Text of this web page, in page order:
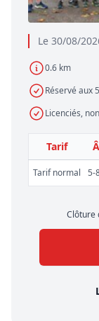
Le 30/08/
0.6 km
Réservé aux
Licenciés,
Tarif
Tarif normal 5-
Clôture